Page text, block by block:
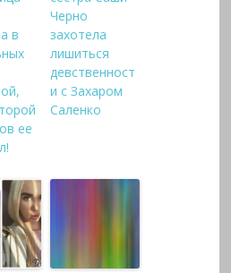
в
ее
Черно
захотела
лишиться
девственност
и с Захаром
Саленко